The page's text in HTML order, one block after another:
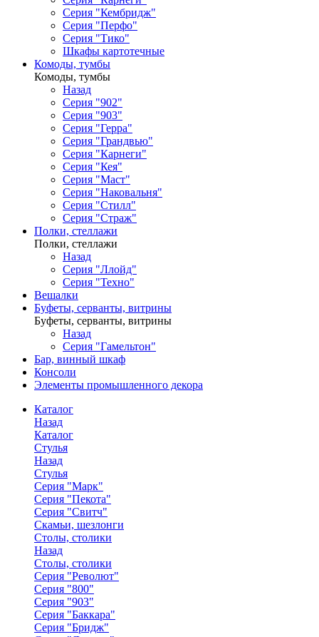
Серия "Кембридж"
Серия "Перфо"
Серия "Тико"
Шкафы картотечные
Комоды, тумбы
Комоды, тумбы
Назад
Серия "902"
Серия "903"
Серия "Герра"
Серия "Грандвью"
Серия "Карнеги"
Серия "Кея"
Серия "Маст"
Серия "Наковальня"
Серия "Стилл"
Серия "Страж"
Полки, стеллажи
Полки, стеллажи
Назад
Серия "Ллойд"
Серия "Техно"
Вешалки
Буфеты, серванты, витрины
Буфеты, серванты, витрины
Назад
Серия "Гамельтон"
Бар, винный шкаф
Консоли
Элементы промышленного декора
Каталог
Назад
Каталог
Стулья
Назад
Стулья
Серия "Марк"
Серия "Пекота"
Серия "Свитч"
Скамьи, шезлонги
Столы, столики
Назад
Столы, столики
Серия "Револют"
Серия "800"
Серия "903"
Серия "Баккара"
Серия "Бридж"